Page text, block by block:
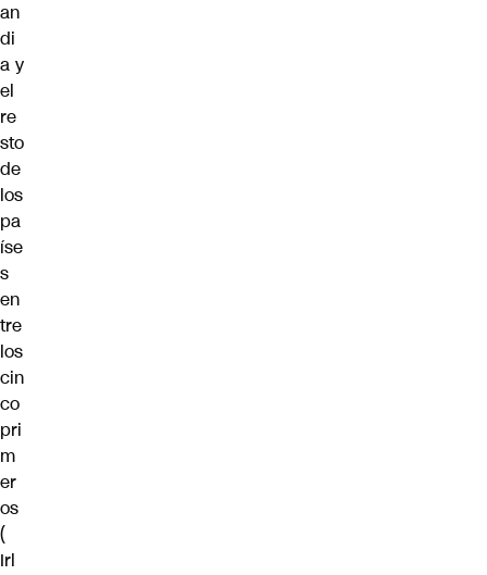
an
di
a y
el
re
sto
de
los
pa
íse
s
en
tre
los
cin
co
pri
m
er
os
(
Irl